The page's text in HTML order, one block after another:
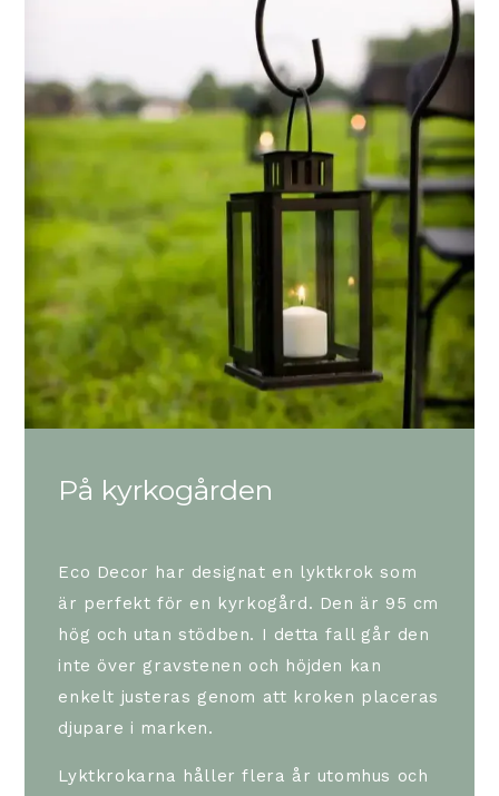
På kyrkogården
Eco Decor har designat en lyktkrok som
är perfekt för en kyrkogård. Den är 95 cm
hög och utan stödben. I detta fall går den
inte över gravstenen och höjden kan
enkelt justeras genom att kroken placeras
djupare i marken.
Lyktkrokarna håller flera år utomhus och